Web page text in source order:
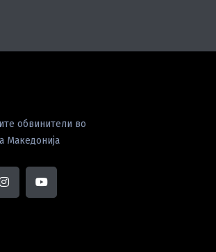
обвинители во
Македонија